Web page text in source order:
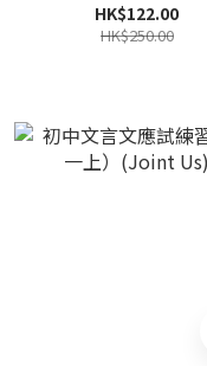
HK$122.00
HK$250.00